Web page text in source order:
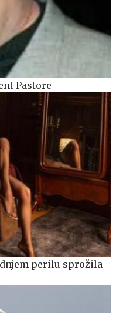
Pastore
perilu sprožila